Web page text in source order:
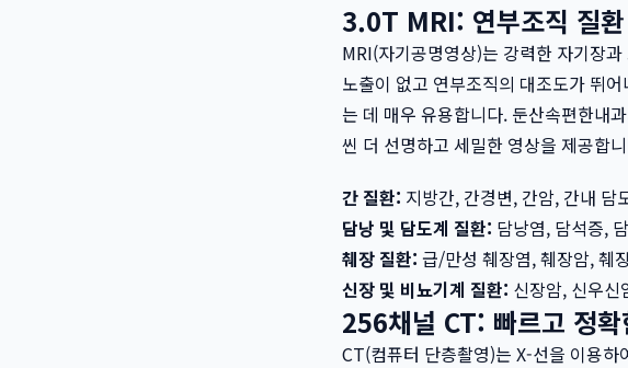
3.0T MRI: 연부조직 질
MRI(자기공명영상)는 강력한 자기장
노출이 없고 연부조직의 대조도가 뛰
는 데 매우 유용합니다. 둔산속편한내
씬 더 선명하고 세밀한 영상을 제공합
간 질환: 지방간, 간경변, 간암, 간내 담
담낭 및 담도계 질환: 담낭염, 담석증,
췌장 질환: 급/만성 췌장염, 췌장암, 췌
신장 및 비뇨기계 질환: 신장암, 신우신
256채널 CT: 빠르고 정
CT(컴퓨터 단층촬영)는 X-선을 이용